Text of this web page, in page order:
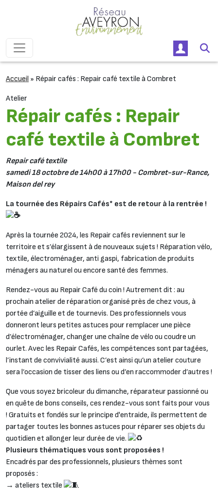
Navigation principale
Accueil » Répair cafés : Repair café textile à Combret
Atelier
Répair cafés : Repair
café textile à Combret
Repair café textile
samedi 18 octobre de 14h00 à 17h00 - Combret-sur-Rance,
Maison del rey
La tournée des Répairs Cafés* est de retour à la rentrée !
Après la tournée 2024, les Repair cafés reviennent sur le
territoire et s’élargissent à de nouveaux sujets ! Réparation vélo,
textile, électroménager, anti gaspi, fabrication de produits
ménagers au naturel ou encore santé des femmes.
Rendez-vous au Repair Café du coin ! Autrement dit : au
prochain atelier de réparation organisé près de chez vous, à
portée d’aiguille et de tournevis. Des professionnels vous
donneront leurs petites astuces pour remplacer une pièce
d’électroménager, changer une chaîne de vélo ou coudre un
ourlet. Avec les Repair Cafés, les compétences sont partagées,
l’instant de convivialité aussi. C’est ainsi qu’un atelier couture
sera l’occasion de tisser des liens ou d’en raccommoder d’autres !
Que vous soyez bricoleur du dimanche, réparateur passionné ou
en quête de bons conseils, ces rendez-vous sont faits pour vous
! Gratuits et fondés sur le principe d'entraide, ils permettent de
partager toutes les bonnes astuces pour réparer ses objets du
quotidien et allonger leur durée de vie.
Plusieurs thématiques vous sont proposées !
Encadrés par des professionnels, plusieurs thèmes sont
proposés :
→ ateliers textile